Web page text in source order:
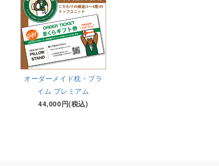
オーダーメイド枕・プラ
イム プレミアム
44,000円(税込)